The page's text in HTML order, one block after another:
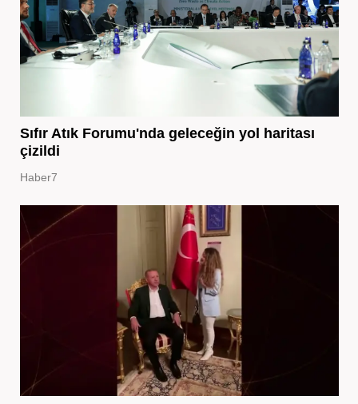
Sıfır Atık Forumu'nda geleceğin yol haritası
çizildi
Haber7